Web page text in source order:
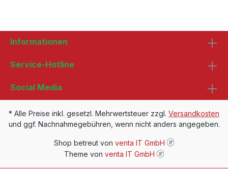
Service-Hotline
Informationen
Social Media
* Alle Preise inkl. gesetzl. Mehrwertsteuer zzgl. Versandkosten
und ggf. Nachnahmegebühren, wenn nicht anders angegeben.
Shop betreut von venta IT GmbH
Theme von venta IT GmbH